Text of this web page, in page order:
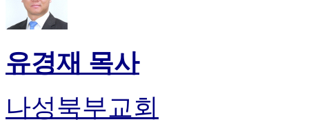
유경재 목사
나성북부교회